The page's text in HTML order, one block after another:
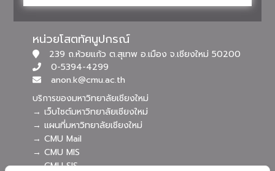
หน่วยโสตทัศนูปกรณ์
239 ถ.ห้วยแก้ว ต.สุเทพ อ.เมือง จ.เชียงใหม่ 50200
0-5394-4299
anon.k@cmu.ac.th
บริการของมหาวิทยาลัยเชียงใหม่
→ เว็บไซต์มหาวิทยาลัยเชียงใหม่
→ แผนที่มหาวิทยาลัยเชียงใหม่
→ CMU Mail
→ CMU MIS
→ CMU SIS